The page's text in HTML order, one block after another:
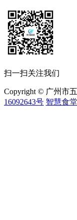
扫一扫关注我们
Copyright © 广州市
16092643号 智慧食堂